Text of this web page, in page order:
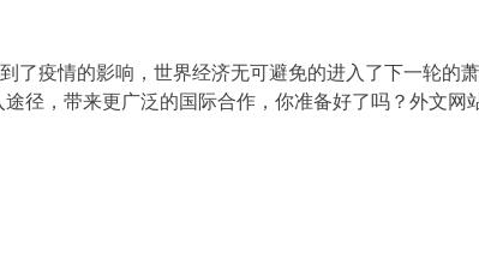
了疫情的影响，世界经济无可避免的进入了下一轮的
径，带来更广泛的国际合作，你准备好了吗？外文网